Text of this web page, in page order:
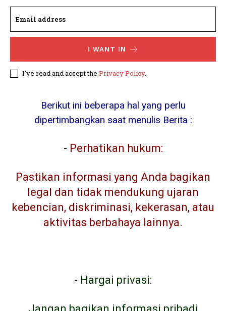
I WANT IN
I've read and accept the Privacy Policy.
Berikut ini beberapa hal yang perlu
dipertimbangkan saat menulis Berita :
- Perhatikan hukum:
Pastikan informasi yang Anda bagikan
legal dan tidak mendukung ujaran
kebencian, diskriminasi, kekerasan, atau
aktivitas berbahaya lainnya.
- Hargai privasi: